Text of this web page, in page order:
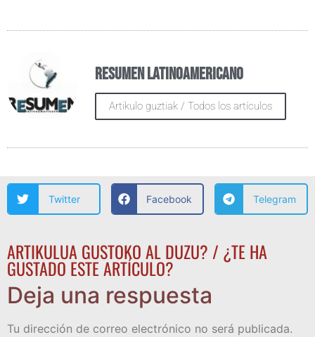
Resumen Latinoamericano
Artikulo guztiak / Todos los artículos
Twitter Facebook Telegram
ARTIKULUA GUSTOKO AL DUZU? / ¿TE HA
GUSTADO ESTE ARTÍCULO?
Deja una respuesta
Tu dirección de correo electrónico no será publicada.